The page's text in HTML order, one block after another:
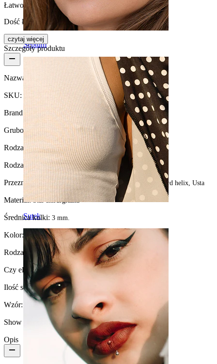
Septum
Sutek
Łatwość użytkowania
Dość łatwe
czytaj więcej
Szczegóły produktu
Nazwa: Wpychany labret z opalem
SKU:
Brand: Bodymod Trend
Grubość gwintu: 1.2 mm
Rodzaj zapięcia: Wpychane (Push-in)
Rodzaj biżuterii:Mały labret, Labret, Płaski dysk
Przeznaczenie: Tragus, Płatek ucha, Helix, Conch, Forward helix, Usta
Materiał: Stal chirurgiczna
Średnica kulki: 3 mm.
Kolor: Srebrny
Rodzaj kamienia:Opal syntetyczny
Czy element jest przyklejony?:Tak
Ilość sztuk:1
Wzór: Prosty
Show pair option: Tak
Opis